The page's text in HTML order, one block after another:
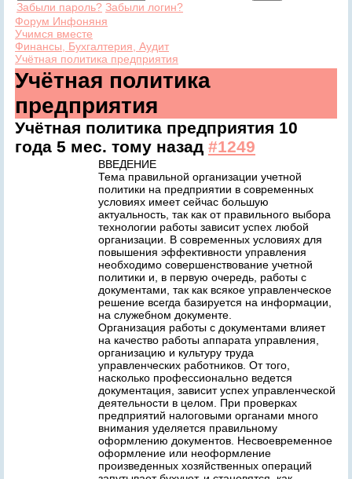
Забыли пароль? Забыли логин?
Форум Инфоняня
Учимся вместе
Финансы, Бухгалтерия, Аудит
Учётная политика предприятия
Учётная политика
предприятия
Учётная политика предприятия 10
года 5 мес. тому назад #1249
ВВЕДЕНИЕ
Тема правильной организации учетной
политики на предприятии в современных
условиях имеет сейчас большую
актуальность, так как от правильного выбора
технологии работы зависит успех любой
организации. В современных условиях для
повышения эффективности управления
необходимо совершенствование учетной
политики и, в первую очередь, работы с
документами, так как всякое управленческое
решение всегда базируется на информации,
на служебном документе.
Организация работы с документами влияет
на качество работы аппарата управления,
организацию и культуру труда
управленческих работников. От того,
насколько профессионально ведется
документация, зависит успех управленческой
деятельности в целом. При проверках
предприятий налоговыми органами много
внимания уделяется правильному
оформлению документов. Несвоевременное
оформление или неоформление
произведенных хозяйственных операций